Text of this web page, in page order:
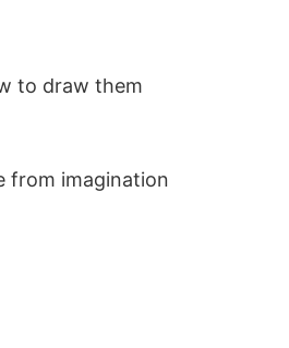
to draw them
from imagination